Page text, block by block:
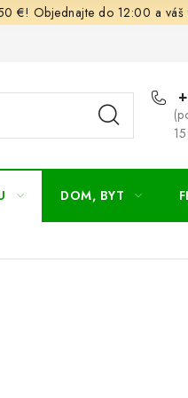
€! Objednajte do 12:00 a váš
od kúpnej zmluvy
DOM, BYT